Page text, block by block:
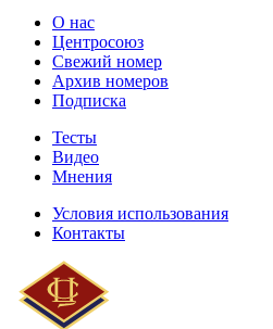
О нас
Центросоюз
Свежий номер
Архив номеров
Подписка
Тесты
Видео
Мнения
Условия использования
Контакты